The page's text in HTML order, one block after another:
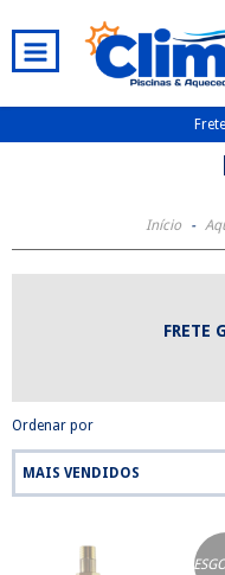
Início -
FRETE
Ordenar por